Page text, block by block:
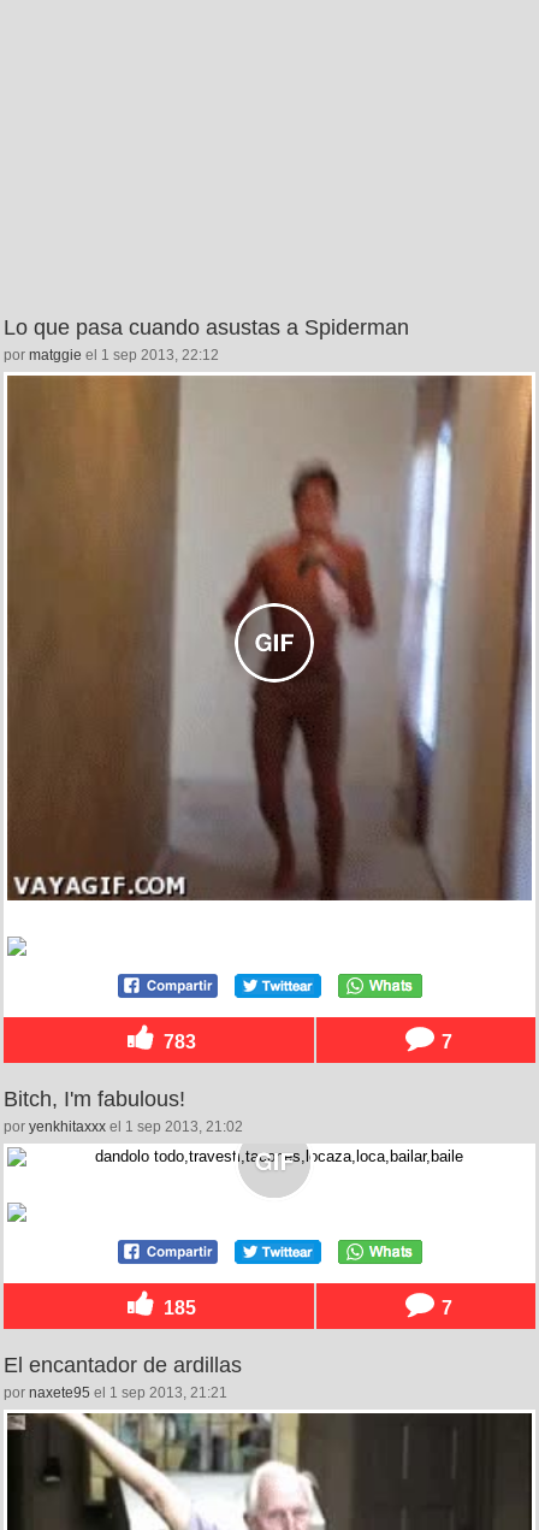
Lo que pasa cuando asustas a Spiderman
por matggie el 1 sep 2013, 22:12
783 7
Bitch, I'm fabulous!
por yenkhitaxxx el 1 sep 2013, 21:02
185 7
El encantador de ardillas
por naxete95 el 1 sep 2013, 21:21